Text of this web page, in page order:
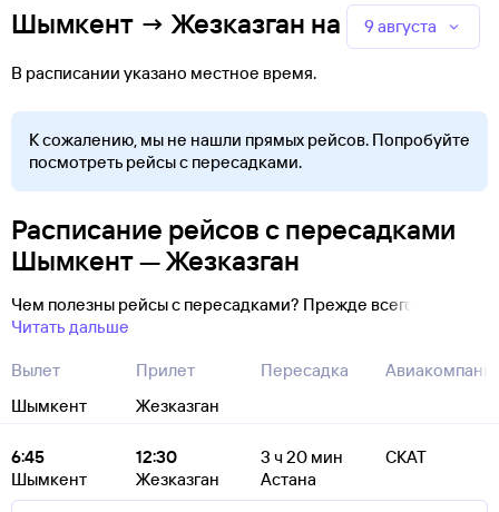
Шымкент → Жезказган на 9 августа
В расписании указано местное время.
К сожалению, мы не нашли прямых рейсов. Попробуйте
посмотреть рейсы с пересадками.
Расписание рейсов с пересадками
Шымкент — Жезказган
Чем полезны рейсы с пересадками? Прежде всего
Читать дальше
Вылет
Шымкент
Прилет
Жезказган
Пересадка
6:45
Шымкент
12:30
Жезказган
3 ч 20 мин
Астана
СКАТ